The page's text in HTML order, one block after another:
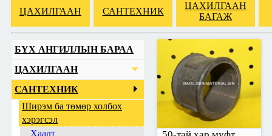
ЦАХИЛГААН САНТЕХНИК
ЦАХИЛГААН
БАГАЖ
БҮХ АНГИЛЛЫН БАРАА
ЦАХИЛГААН
САНТЕХНИК
Ширэм ба төмөр холбох
хэрэгсэл
Хаалт